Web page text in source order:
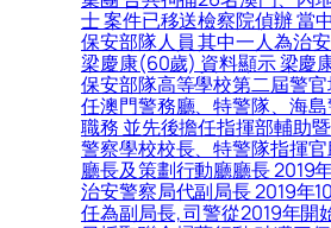
士 案件已移送檢察院偵辦 當
保安部隊人員 其中一人為治
梁慶康(60歲) 資料顯示 梁慶
保安部隊高等學校第二屆警
任澳門警務廳、特警隊、海
職務 並先後擔任指揮部輔助暨
警察學校校長、特警隊指揮
廳長及策劃行動廳廳長 2019
治安警察局代副局長 2019年
任為副局長, 司警從2019年開